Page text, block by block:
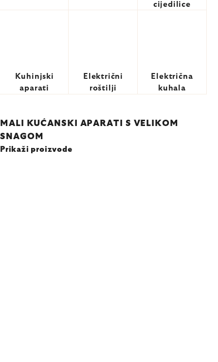
cijedilice
Kuhinjski
aparati
Električni
roštilji
Električna
kuhala
MALI KUĆANSKI APARATI S VELIKOM
SNAGOM
Prikaži proizvode